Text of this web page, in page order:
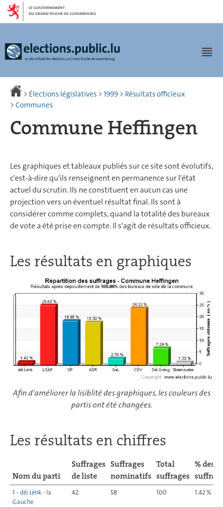
Aller
navigation
Aller
> Élections législatives > 1999 > Résultats officieux
> Communes
Commune Heffingen
Les graphiques et tableaux publiés sur ce site sont évolutifs,
c'est-à-dire qu'ils renseignent en permanence sur l'état
actuel du scrutin. Ils ne constituent en aucun cas une
projection vers un éventuel résultat final. Ils sont à
considérer comme complets, quand la totalité des bureaux
de vote a été prise en compte. Il s'agit de résultats officieux.
Les résultats en graphiques
Afin d'améliorer la lisiblité des graphiques, les couleurs des
partis ont été changées.
Les résultats en chiffres
Nom du parti
Suffrages
de liste
Suffrages
nominatifs
Total
suffrages
% des
1 -déi Lénk - la
Gauche
42 58 100 1.42 %